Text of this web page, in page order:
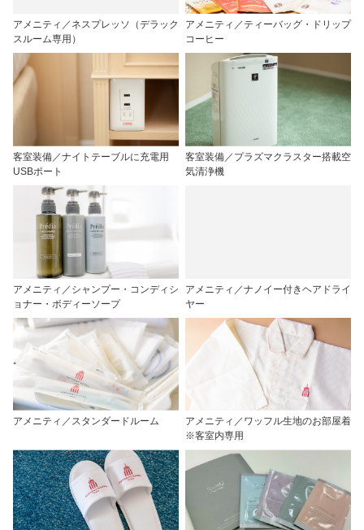
アメニティ／ネスプレッソ（デラック
スルーム専用）
アメニティ／ティーバッグ・ドリップ
コーヒー
客室装備／ナイトテーブルに充電用
USBポート
客室装備／プラズマクラスター搭載空
気清浄機
アメニティ／シャンプー・コンディシ
ョナー・ボディーソープ
アメニティ／ナノイー付きヘアドライ
ヤー
アメニティ／スタンダードルーム
アメニティ／ワッフル生地のお部屋着
※客室内専用